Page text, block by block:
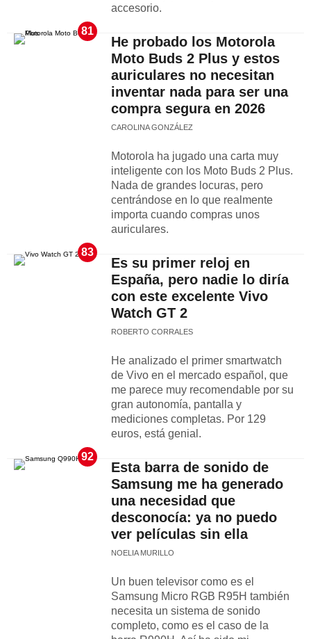
accesorio.
81
He probado los Motorola
Moto Buds 2 Plus y estos
auriculares no necesitan
inventar nada para ser una
compra segura en 2026
CAROLINA GONZÁLEZ
Motorola ha jugado una carta muy
inteligente con los Moto Buds 2 Plus.
Nada de grandes locuras, pero
centrándose en lo que realmente
importa cuando compras unos
auriculares.
83
Es su primer reloj en
España, pero nadie lo diría
con este excelente Vivo
Watch GT 2
ROBERTO CORRALES
He analizado el primer smartwatch
de Vivo en el mercado español, que
me parece muy recomendable por su
gran autonomía, pantalla y
mediciones completas. Por 129
euros, está genial.
92
Esta barra de sonido de
Samsung me ha generado
una necesidad que
desconocía: ya no puedo
ver películas sin ella
NOELIA MURILLO
Un buen televisor como es el
Samsung Micro RGB R95H también
necesita un sistema de sonido
completo, como es el caso de la